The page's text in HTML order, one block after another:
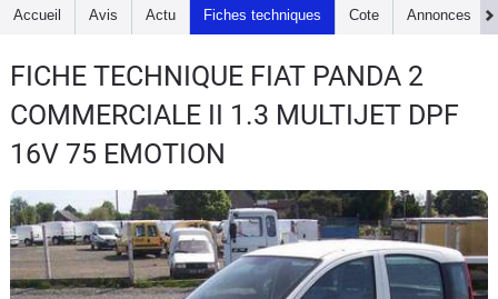
Essais
Guide
d'achat
Electriques
Utilitaires
Accueil Avis Actu Fiches techniques Cote Annonces
FICHE TECHNIQUE FIAT PANDA 2
COMMERCIALE II 1.3 MULTIJET DPF
16V 75 EMOTION